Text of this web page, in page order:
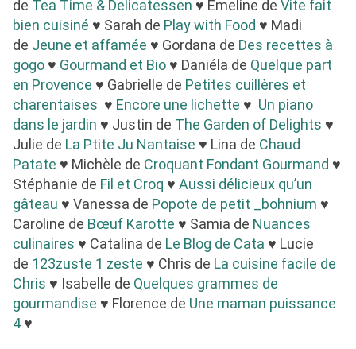
de Tea Time & Delicatessen ♥ Emeline de Vite fait
bien cuisiné ♥ Sarah de Play with Food ♥ Madi
de Jeune et affamée ♥ Gordana de Des recettes à
gogo ♥ Gourmand et Bio ♥ Daniéla de Quelque part
en Provence ♥ Gabrielle de Petites cuillères et
charentaises ♥ Encore une lichette ♥ Un piano
dans le jardin ♥ Justin de The Garden of Delights ♥
Julie de La Ptite Ju Nantaise ♥ Lina de Chaud
Patate ♥ Michèle de Croquant Fondant Gourmand ♥
Stéphanie de Fil et Croq ♥ Aussi délicieux qu’un
gâteau ♥ Vanessa de Popote de petit _bohnium ♥
Caroline de Bœuf Karotte ♥ Samia de Nuances
culinaires ♥ Catalina de Le Blog de Cata ♥ Lucie
de 123zuste 1 zeste ♥ Chris de La cuisine facile de
Chris ♥ Isabelle de Quelques grammes de
gourmandise ♥ Florence de Une maman puissance
4 ♥